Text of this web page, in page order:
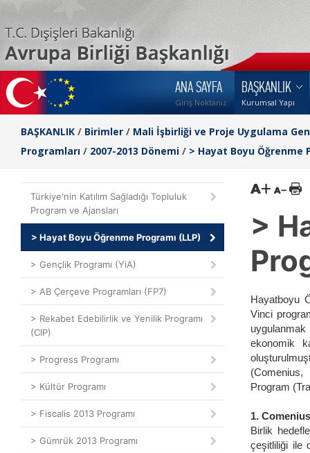
ANA SAYFA
Giriş Noktanız
BAŞKANLIK
Kurumsal Yapı
BAŞKANLIK / Birimler / Mali İşbirliği ve Proje Uygulama
Programları / 2007-2013 Dönemi / > Hayat Boyu Öğrenme
Türkiye'nin Katılım Sağladığı Topluluk
Program ve Ajansları
> Hayat Boyu Öğrenme Programı (LLP)
> Gençlik Programı (YiA)
> AB Çerçeve Programları (FP7)
> Rekabet Edebilirlik ve Yenilik Programı
(CIP)
> Progress Programı
> Kültür Programı
> Fiscalis 2013 Programı
> Gümrük 2013 Programı
>
Hayatboyu
Vinci
ekonomik
Program
1.
Birlik
çeşitliliği ile